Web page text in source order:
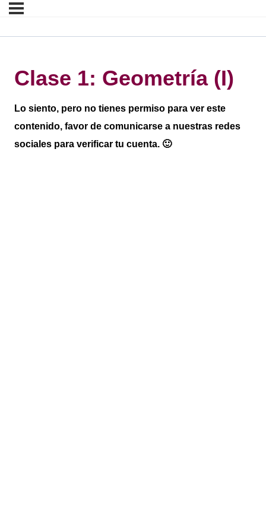
Clase 1: Geometría (I)
Lo siento, pero no tienes permiso para ver este
contenido, favor de comunicarse a nuestras redes
sociales para verificar tu cuenta. 🙂